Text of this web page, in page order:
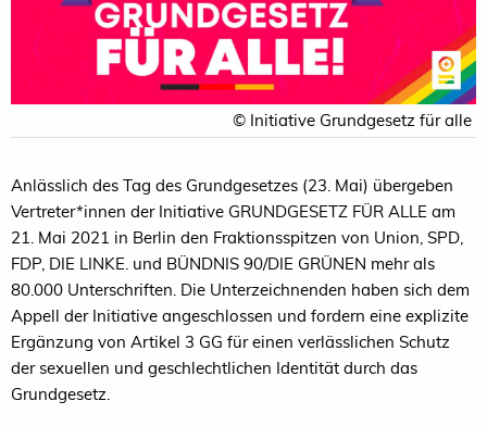
© Initiative Grundgesetz für alle
Anlässlich des Tag des Grundgesetzes (23. Mai) übergeben
Vertreter*innen der Initiative GRUNDGESETZ FÜR ALLE am
21. Mai 2021 in Berlin den Fraktionsspitzen von Union, SPD,
FDP, DIE LINKE. und BÜNDNIS 90/DIE GRÜNEN mehr als
80.000 Unterschriften. Die Unterzeichnenden haben sich dem
Appell der Initiative angeschlossen und fordern eine explizite
Ergänzung von Artikel 3 GG für einen verlässlichen Schutz
der sexuellen und geschlechtlichen Identität durch das
Grundgesetz.